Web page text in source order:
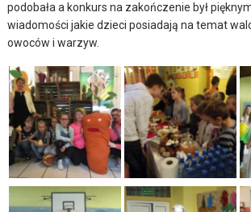
podobała a konkurs na zakończenie był
wiadomości jakie dzieci posiadają na temat
owoców i warzyw.